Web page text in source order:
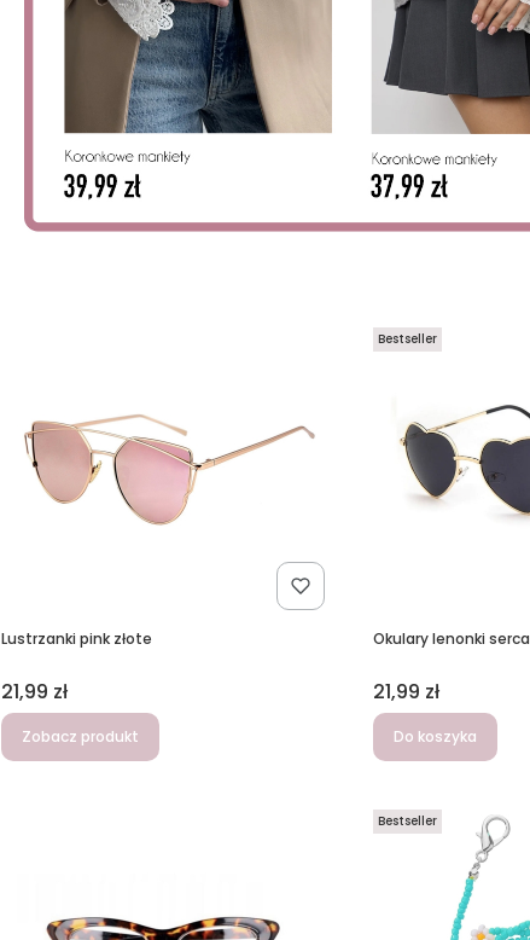
Lustrzanki pink złote
Cena
21,99 zł
Zobacz produkt
Bestseller
Okulary lenonki
Cena
21,99 zł
Do koszyka
Bestseller